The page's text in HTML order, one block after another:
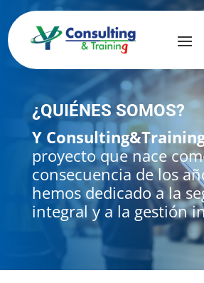
¿QUIÉNES SOMOS?
Y
proyecto que nace
consecuencia de los
hemos dedicado a la
integral y a la gestión